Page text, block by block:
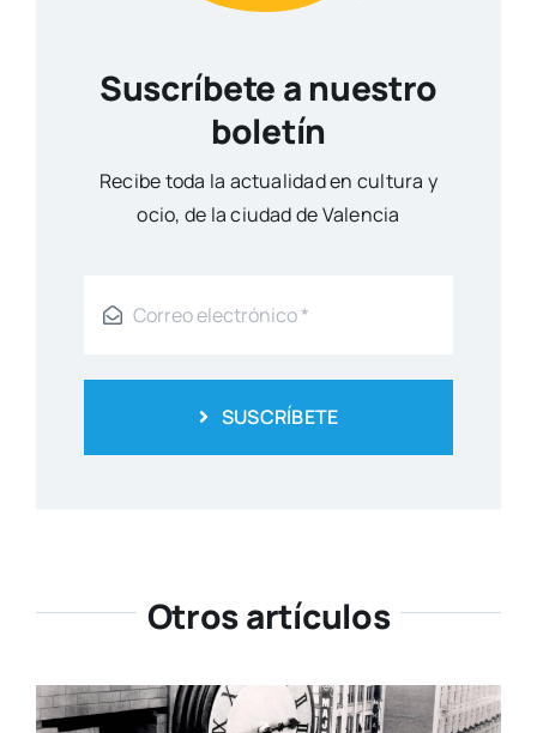
Suscríbete a nuestro
boletín
Reci­be toda la actua­li­dad en cul­tu­ra y
ocio, de la ciu­dad de Valen­cia
SUSCRÍBETE
Otros artículos